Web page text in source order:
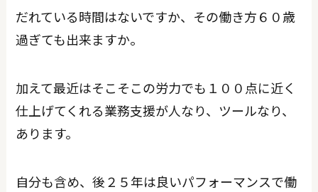
だれている時間はないですか、その働き方６０歳
過ぎても出来ますか。
加えて最近はそこそこの労力でも１００点に近く
仕上げてくれる業務支援が人なり、ツールなり、
あります。
自分も含め、後２５年は良いパフォーマンスで働